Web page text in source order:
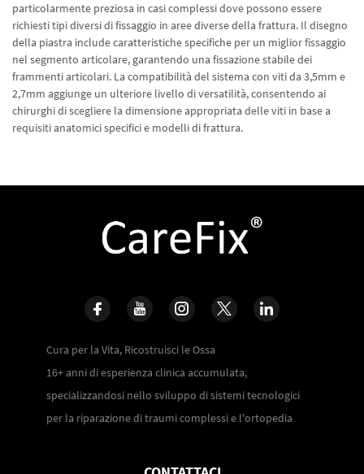
particolarmente preziosa in casi complessi dove possono essere
richiesti tipi diversi di fissaggio in aree diverse della frattura. Il disegno
della piastra include caratteristiche specifiche per un miglior fissaggio
nel segmento articolare, garantendo una fissazione stabile dei
frammenti articolari. La compatibilità del sistema con viti da 3,5mm e
2,7mm aggiunge un ulteriore livello di versatilità, consentendo ai
chirurghi di scegliere la dimensione appropriata delle viti in base a
requisiti anatomici specifici e modelli di frattura.
Cura per la Vita, Ricostruisci le Ossa
16+ anni di esperienza clinica accumulata,
specializzandosi nello sviluppo di sistemi tecnologici
per la riparazione di traumi complessi e l'ortopedia